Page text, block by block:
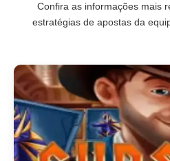
Confira as informações mais
estratégias de apostas da